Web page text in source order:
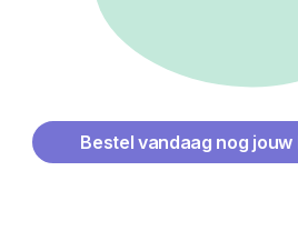
Bestel vandaag nog